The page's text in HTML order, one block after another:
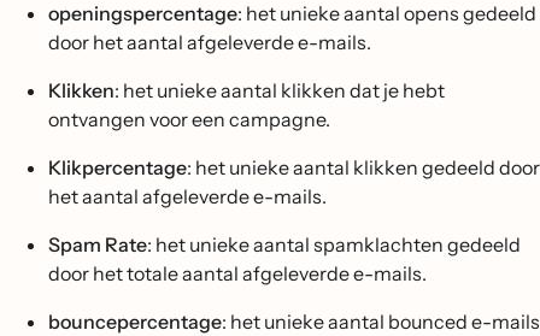
openingspercentage: het unieke aantal opens gedeeld
door het aantal afgeleverde e-mails.
Klikken: het unieke aantal klikken dat je hebt
ontvangen voor een campagne.
Klikpercentage: het unieke aantal klikken gedeeld door
het aantal afgeleverde e-mails.
Spam Rate: het unieke aantal spamklachten gedeeld
door het totale aantal afgeleverde e-mails.
bouncepercentage: het unieke aantal bounced e-mails